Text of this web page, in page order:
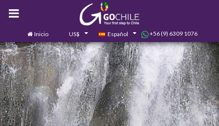
Inicio US$ Español +56 (9) 6309 1076
Contáctanos 0